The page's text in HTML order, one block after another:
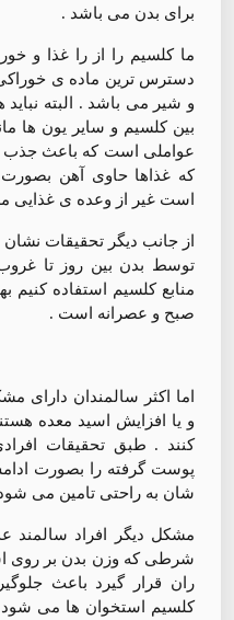
برای بدن می باشد .
ما کلسیم را از را غذا و
دسترس ترین ماده ی
و شیر می باشد . البته
بین کلسیم و سایر یون ها
عواملی است که باعث جذب
که غذاها حاوی آهن
است غیر از وعده ی
از جانب دیگر تحقیقات
توسط بدن بین روز تا
منابع کلسیم استفاده کنیم
صبح و عصرانه است .
اما اکثر سالمندان دارای
و یا افزایش اسید معده
پوست گرفته را بصورت
شان به راحتی تامین می
مشکل دیگر افراد
شرطی که وزن بدن بر روی
ران قرار گیرد باعث
کلسیم استخوان ها می شود